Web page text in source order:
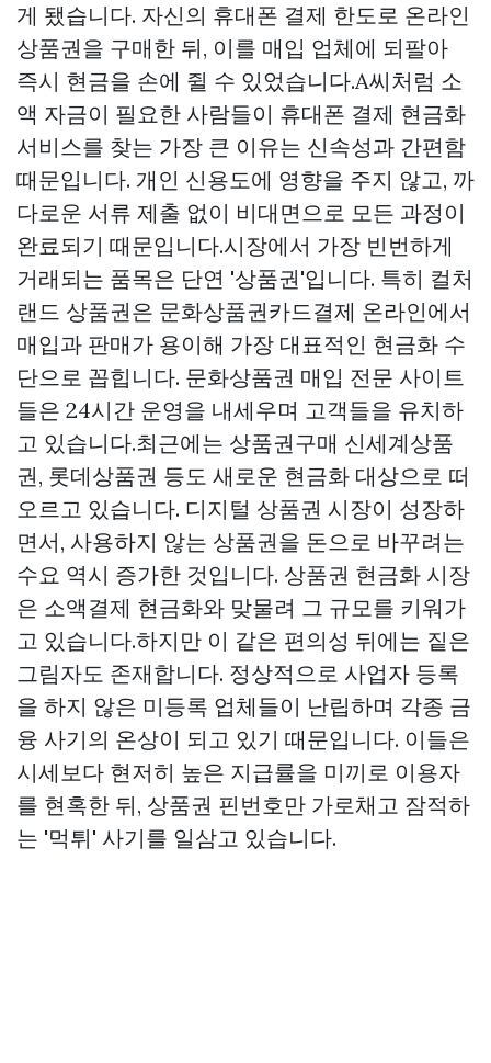
게 됐습니다. 자신의 휴대폰 결제 한도로 온라인
상품권을 구매한 뒤, 이를 매입 업체에 되팔아
즉시 현금을 손에 쥘 수 있었습니다.A씨처럼 소
액 자금이 필요한 사람들이 휴대폰 결제 현금화
서비스를 찾는 가장 큰 이유는 신속성과 간편함
때문입니다. 개인 신용도에 영향을 주지 않고, 까
다로운 서류 제출 없이 비대면으로 모든 과정이
완료되기 때문입니다.시장에서 가장 빈번하게
거래되는 품목은 단연 '상품권'입니다. 특히 컬처
랜드 상품권은 문화상품권카드결제 온라인에서
매입과 판매가 용이해 가장 대표적인 현금화 수
단으로 꼽힙니다. 문화상품권 매입 전문 사이트
들은 24시간 운영을 내세우며 고객들을 유치하
고 있습니다.최근에는 상품권구매 신세계상품
권, 롯데상품권 등도 새로운 현금화 대상으로 떠
오르고 있습니다. 디지털 상품권 시장이 성장하
면서, 사용하지 않는 상품권을 돈으로 바꾸려는
수요 역시 증가한 것입니다. 상품권 현금화 시장
은 소액결제 현금화와 맞물려 그 규모를 키워가
고 있습니다.하지만 이 같은 편의성 뒤에는 짙은
그림자도 존재합니다. 정상적으로 사업자 등록
을 하지 않은 미등록 업체들이 난립하며 각종 금
융 사기의 온상이 되고 있기 때문입니다. 이들은
시세보다 현저히 높은 지급률을 미끼로 이용자
를 현혹한 뒤, 상품권 핀번호만 가로채고 잠적하
는 '먹튀' 사기를 일삼고 있습니다.